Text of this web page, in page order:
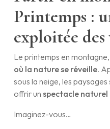
Printemps :
exploitée
Le printemps en montagne,
où la nature se réveille.
sous la neige, les
offrir un spectacle
Imaginez-vous…